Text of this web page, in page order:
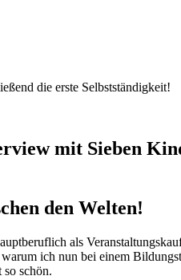
die erste Selbstständigkeit!
den Welten!
als
ich nun bei einem
schön.